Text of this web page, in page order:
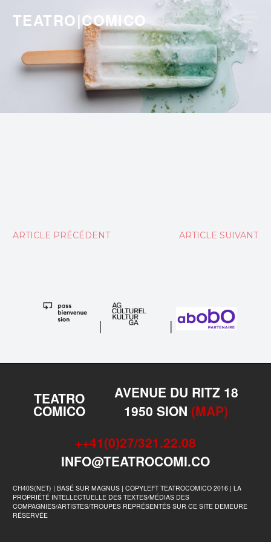
content
TEATRO|COMICO
Navigation
ARTICLE PRÉCÉDENT ARTICLE SUIVANT
| |
TEATRO
COMICO
AVENUE DU RITZ 18
1950 SION (MAP)
++41(0)27/321.22.08
INFO@TEATROCOMI.CO
CH40S(NET) | BASÉ SUR MAGNUS | COPYLEFT TEATROCOMICO 2016 | LA
PROPRIÉTÉ INTELLECTUELLE DES TEXTES/MÉDIAS DES
COMPAGNIES/ARTISTES/TROUPES REPRÉSENTÉS SUR CE SITE DEMEURE
RÉSERVÉE